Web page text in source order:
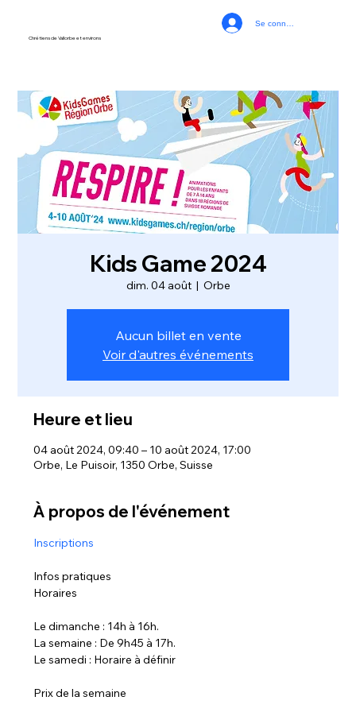
Chrétiens de Vallorbe et environs
Se connecter
Kids Game 2024
dim. 04 août
  |
Orbe
Aucun billet en vente
Voir d'autres événements
Heure et lieu
04 août 2024, 09:40 – 10 août 2024, 17:00
Orbe, Le Puisoir, 1350 Orbe, Suisse
À propos de l'événement
Inscriptions
Infos pratiques
Le dimanche : 14h à 16h.
La semaine : De 9h45 à 17h.
Le samedi : Horaire à définir